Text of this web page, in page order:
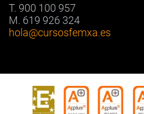
T. 900 100 957
M. 619 926 324
hola@cursosfemxa.es